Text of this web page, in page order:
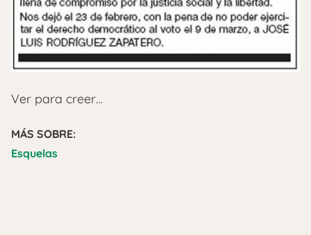
Ver para creer…
MÁS SOBRE:
Esquelas